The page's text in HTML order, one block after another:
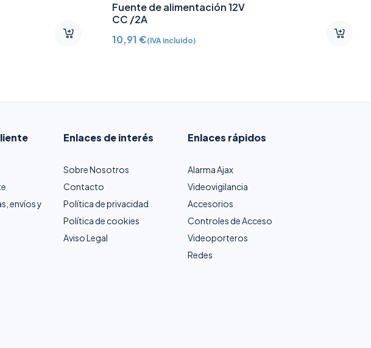
Fuente de alimentación 12V
CC /2A
10,91€(IVA incluido)
envíos y
Enlaces de interés
Sobre Nosotros
Contacto
Política de privacidad
Política de cookies
Aviso Legal
Enlaces rápidos
Alarma Ajax
Videovigilancia
Accesorios
Controles de Acceso
Videoporteros
Redes